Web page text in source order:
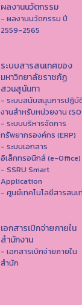
ผลงานนวัตกรรม
- ผลงานนวัตกรรม ปี
2559-2565
ระบบสารสนเทศของ
มหาวิทยาลัยราชภัฏ
สวนสุนันทา
- ระบบสนับสนุนการปฏิบั
งานสำหรับหน่วยงาน
- ระบบบริหารจัดการ
ทรัพยากรองค์กร (ERP)
- ระบบเอกสาร
อิเล็กทรอนิกส์ (e-Office)
- SSRU Smart
Application
- ศูนย์เทคโนโลยีสารสนเ
เอกสารเบิกจ่ายภายใน
สำนักงาน
- เอกสารเบิกจ่ายภายใน
สำนัก